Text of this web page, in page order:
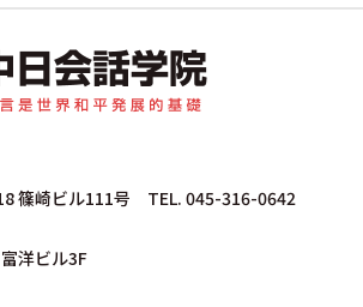
篠崎ビル111号 TEL. 045-316-0642
洋ビル3F